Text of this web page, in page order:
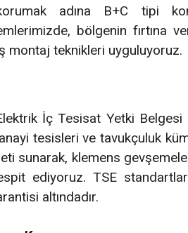
adına B+C tipi
bölgenin fırtına
montaj teknikleri uyguluyoruz.
İç Tesisat Yetki Belgesi
tesisleri ve tavukçuluk
sunarak, klemens
ediyoruz. TSE
altındadır.